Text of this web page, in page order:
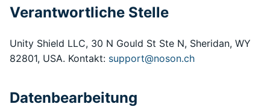
Verantwortliche Stelle
Unity Shield LLC, 30 N Gould St Ste N, Sheridan, WY
82801, USA. Kontakt: support@noson.ch
Datenbearbeitung